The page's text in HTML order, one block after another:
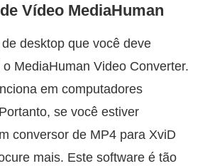
Vídeo MediaHuman
desktop que você deve
MediaHuman Video Converter.
em computadores
se você estiver
conversor de MP4 para XviD
mais. Este software é tão